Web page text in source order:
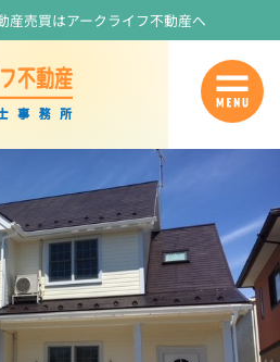
産売買はアークライフ不動産へ